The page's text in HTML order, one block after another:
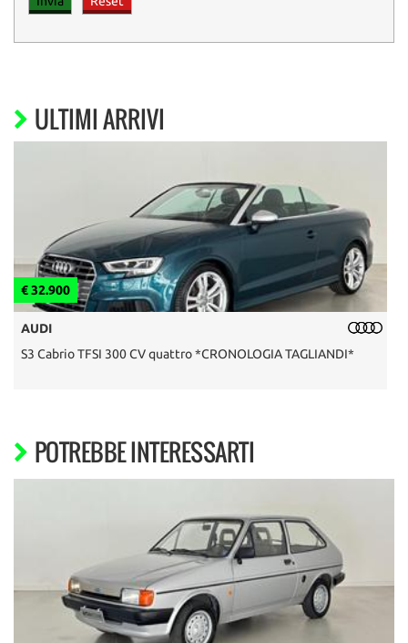
ULTIMI ARRIVI
€ 32.900
AUDI
S3 Cabrio TFSI 300 CV quattro *CRONOLOGIA TAGLIANDI*
POTREBBE INTERESSARTI